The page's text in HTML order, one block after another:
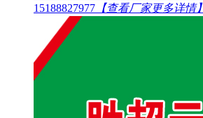
15188827977 【查看厂家更多详情】